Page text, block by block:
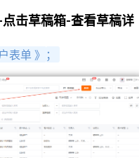
击草稿箱-查看草稿详
表单 》 ；